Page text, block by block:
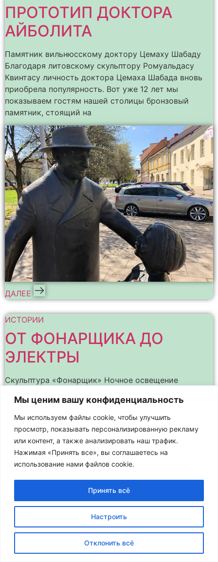
Мы ценим вашу конфиденциальность
Мы используем файлы cookie, чтобы улучшить
просмотр, показывать персонализированную рекламу
или контент, а также анализировать наш трафик.
Нажимая «Принять все», вы соглашаетесь на
использование нами файлов cookie.
Настроить
Отклонить всё
Принять всё
ПРОТОТИП ДОКТОРА
АЙБОЛИТА
Памятник вильнюсскому доктору Цемаху Шабаду
Благодаря литовскому скульптору Ромуальдасу
Квинтасу личность доктора Цемаха Шабада вновь
приобрела популярность. Вот уже 12 лет мы
показываем гостям нашей столицы бронзовый
памятник, стоящий на
ДАЛЕЕ
ИСТОРИИ
ОТ ФОНАРЩИКА ДО
ЭЛЕКТРЫ
Скульптура «Фонарщик» Ночное освещение
их наиболее интересные детали, выделяет в
пространстве и позволяет лучше различить весь
силуэт здания на фоне ночного неба. Это – целое